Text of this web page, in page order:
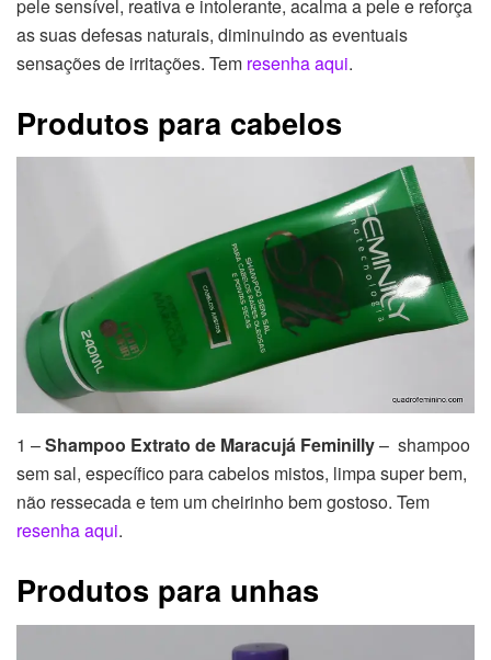
pele sensível, reativa e intolerante, acalma a pele e reforça
as suas defesas naturais, diminuindo as eventuais
sensações de irritações. Tem resenha aqui.
Produtos para cabelos
1 –Shampoo Extrato de Maracujá Feminilly– shampoo
sem sal, específico para cabelos mistos, limpa super bem,
não ressecada e tem um cheirinho bem gostoso. Tem
resenha aqui.
Produtos para unhas